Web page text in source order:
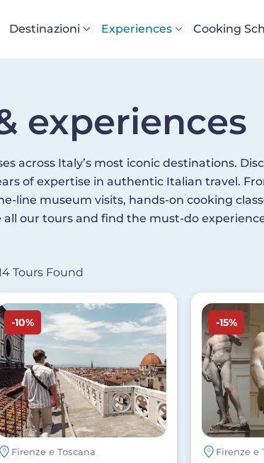
Navigazione
Destinazioni Experiences Cooking
experiences
across Italy’s most iconic destinations.
of expertise in authentic Italian travel.
line museum visits, hands-on cooking
our tours and find the must-do
Tours Found
-10%
Firenze e Toscana
Image
-15%
Firenze e